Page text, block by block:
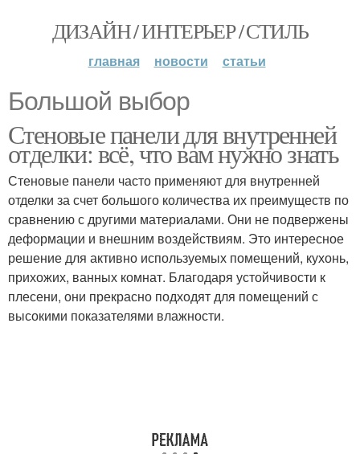
ДИЗАЙН / ИНТЕРЬЕР / СТИЛЬ
главная новости статьи
Большой выбор
Стеновые панели для внутренней
отделки: всё, что вам нужно знать
Стеновые панели часто применяют для внутренней
отделки за счет большого количества их преимуществ по
сравнению с другими материалами. Они не подвержены
деформации и внешним воздействиям. Это интересное
решение для активно используемых помещений, кухонь,
прихожих, ванных комнат. Благодаря устойчивости к
плесени, они прекрасно подходят для помещений с
высокими показателями влажности.